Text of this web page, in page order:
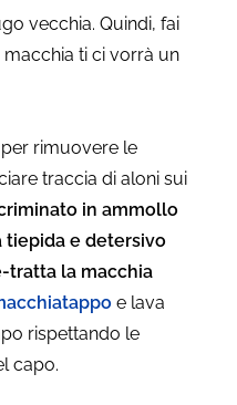
vecchia. Quindi, fai
ti ci vorrà un
rimuovere le
traccia di aloni sui
in ammollo
tiepida e detersivo
tratta la macchia
e lava
rispettando le
capo.